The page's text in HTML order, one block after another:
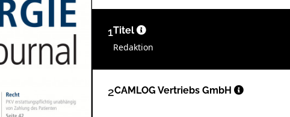
1Titel
Redaktion
2CAMLOG Vertriebs GmbH